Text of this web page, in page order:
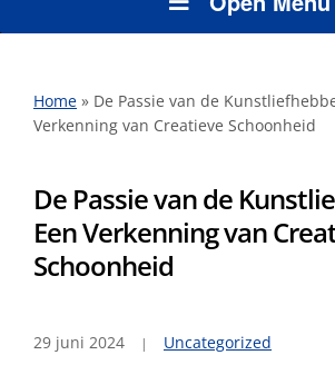
Home » De Passie van de
Verkenning van Creatieve Schoonheid
De Passie van de
Een Verkenning van
Schoonheid
29 juni 2024 Uncategorized